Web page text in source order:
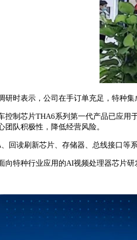
研时表示，公司在手订单充足，特种
控制芯片THA6系列第一代产品已应
队积极性，降低经营风险。
回读刷新芯片、存储器、总线接口
向特种行业应用的AI视频处理器芯片